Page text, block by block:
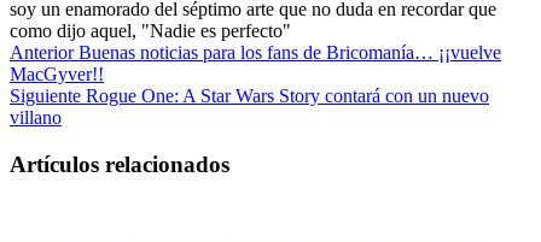
soy un enamorado del séptimo arte que no duda en recordar que
como dijo aquel, "Nadie es perfecto"
AnteriorBuenas noticias para los fans de Bricomanía… ¡¡vuelve
MacGyver!!
Siguiente Rogue One: A Star Wars Story contará con un nuevo
villano
Artículos relacionados